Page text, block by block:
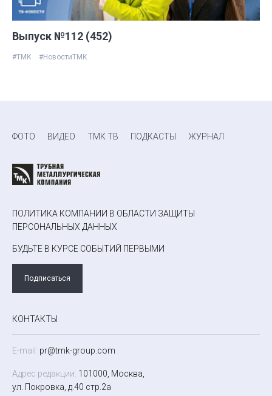
Выпуск №112 (452)
#ТМК #НовостиТМК
ФОТО ВИДЕО ТМК ТВ ПОДКАСТЫ ЖУРНАЛ
ПОЛИТИКА КОМПАНИИ В ОБЛАСТИ ЗАЩИТЫ
ПЕРСОНАЛЬНЫХ ДАННЫХ
БУДЬТЕ В КУРСЕ СОБЫТИЙ ПЕРВЫМИ
Подписаться
КОНТАКТЫ
E-mail: pr@tmk-group.com
Адрес редакции: 101000, Москва,
ул. Покровка, д.40 стр.2а